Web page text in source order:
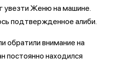
увезти Женю на машине.
подтвержденное алиби.
обратили внимание на
постоянно находился